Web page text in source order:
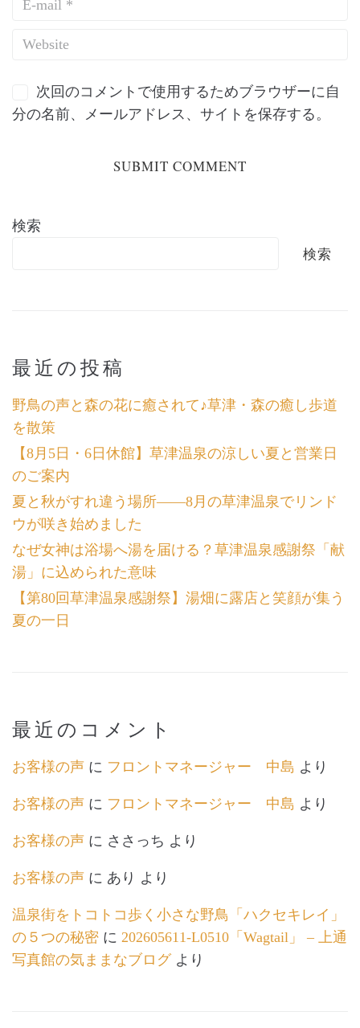
次回のコメントで使用するためブラウザーに自
分の名前、メールアドレス、サイトを保存する。
検索
検索
最近の投稿
野鳥の声と森の花に癒されて♪草津・森の癒し歩道
を散策
【8月5日・6日休館】草津温泉の涼しい夏と営業日
のご案内
夏と秋がすれ違う場所――8月の草津温泉でリンド
ウが咲き始めました
なぜ女神は浴場へ湯を届ける？草津温泉感謝祭「献
湯」に込められた意味
【第80回草津温泉感謝祭】湯畑に露店と笑顔が集う
夏の一日
最近のコメント
お客様の声 に フロントマネージャー 中島 より
お客様の声 に フロントマネージャー 中島 より
お客様の声 に ささっち より
お客様の声 に あり より
温泉街をトコトコ歩く小さな野鳥「ハクセキレイ」
の５つの秘密 に 202605611-L0510「Wagtail」 – 上通
写真館の気ままなブログより